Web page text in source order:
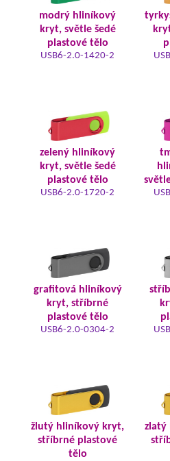
modrý hliníkový
kryt, světle šedé
plastové tělo
USB6-2.0-1420-2
zelený hliníkový
kryt, světle šedé
plastové tělo
USB6-2.0-1720-2
grafitová hliníkový
kryt, stříbrné
plastové tělo
USB6-2.0-0304-2
žlutý hliníkový kryt,
stříbrné plastové
tělo
zlatý